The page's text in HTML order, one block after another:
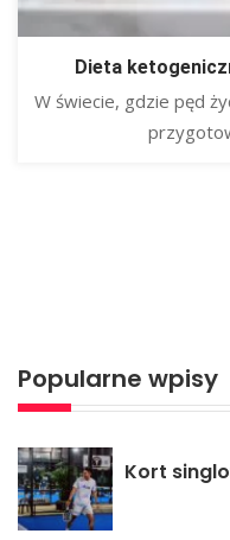
Dieta
W świecie, gdzie pęd
Popularne wpisy
Kort